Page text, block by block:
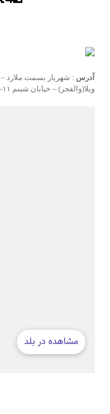
آدرس : شهریار بسمت ملارد
ویلا(والفجر) – خیابان شبنم ۱۱- پلاک ۲۷۸